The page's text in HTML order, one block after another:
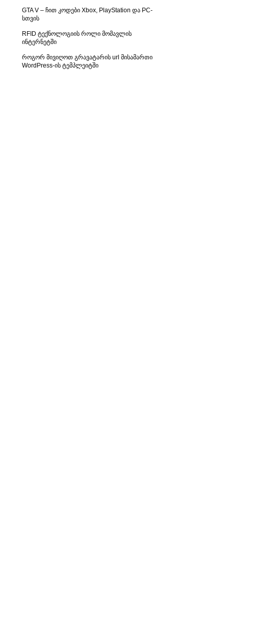
GTA V – ჩით კოდები Xbox, PlayStation და PC-
სთვის
RFID ტექნოლოგიის როლი მომავლის
ინტერნეტში
როგორ მივიღოთ გრავატარის url მისამართი
WordPress-ის ტემპლეიტში